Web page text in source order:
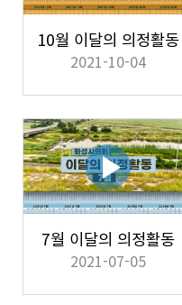
10월 이달의 의정활동
2021-10-04
7월 이달의 의정활동
2021-07-05